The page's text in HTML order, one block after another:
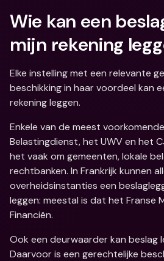
Wie kan een
mijn rekening
Elke instelling met een relevante
beschikking in haar voordeel kan
rekening leggen.
Enkele van de meest
Belastingdienst, het UWV en het
het vaak om gemeenten, lokale
rechtbanken. In Frankrijk kunnen
overheidsinstanties een
leggen: meestal is dat het Franse
Financiën.
Ook een deurwaarder kan beslag
Daarvoor is een gerechtelijke